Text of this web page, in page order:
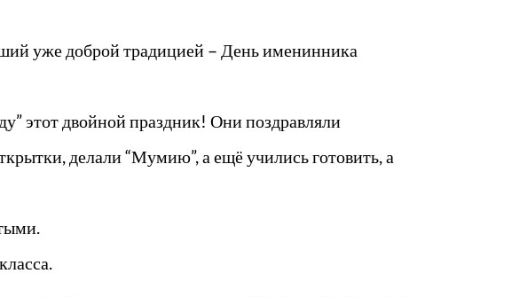
уже доброй традицией – День именинника
этот двойной праздник! Они поздравляли
делали “Мумию”, а ещё учились готовить, а